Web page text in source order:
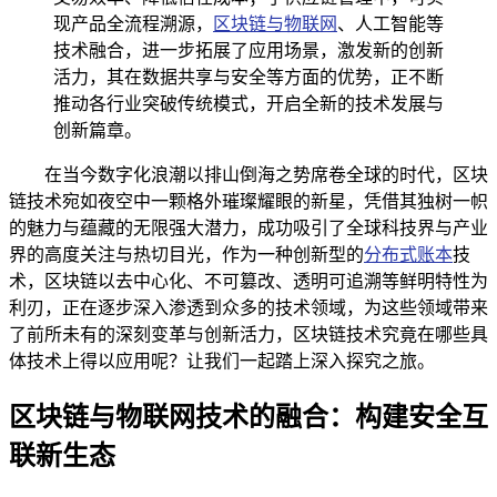
现产品全流程溯源，
区块链与物联网 、人工智能等
技术融合，进一步拓展了应用场景，激发新的创新
活力，其在数据共享与安全等方面的优势，正不断
推动各行业突破传统模式，开启全新的技术发展与
创新篇章。
在当今数字化浪潮以排山倒海之势席卷全球的时代，区块
链技术宛如夜空中一颗格外璀璨耀眼的新星，凭借其独树一帜
的魅力与蕴藏的无限强大潜力，成功吸引了全球科技界与产业
界的高度关注与热切目光，作为一种创新型的分布式账本技
术，区块链以去中心化、不可篡改、透明可追溯等鲜明特性为
利刃，正在逐步深入渗透到众多的技术领域，为这些领域带来
了前所未有的深刻变革与创新活力，区块链技术究竟在哪些具
体技术上得以应用呢？让我们一起踏上深入探究之旅。
区块链与物联网技术的融合：构建安全互
联新生态